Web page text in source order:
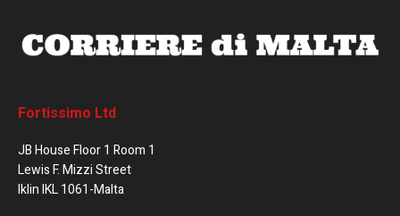
Fortissimo Ltd
JB House Floor 1 Room 1
Lewis F. Mizzi Street
Iklin IKL 1061-Malta